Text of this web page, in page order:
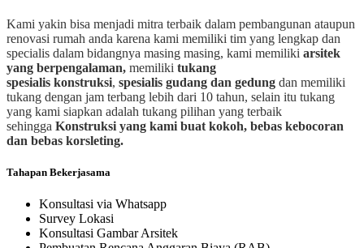
Kami yakin bisa menjadi mitra terbaik dalam pembangunan ataupun
renovasi rumah anda karena kami memiliki tim yang lengkap dan
specialis dalam bidangnya masing masing, kami memiliki arsitek
yang berpengalaman, memiliki tukang
spesialis konstruksi, spesialis gudang dan gedung dan memiliki
tukang dengan jam terbang lebih dari 10 tahun, selain itu tukang
yang kami siapkan adalah tukang pilihan yang terbaik
sehingga Konstruksi yang kami buat kokoh, bebas kebocoran
dan bebas korsleting.
Tahapan Bekerjasama
Konsultasi via Whatsapp
Survey Lokasi
Konsultasi Gambar Arsitek